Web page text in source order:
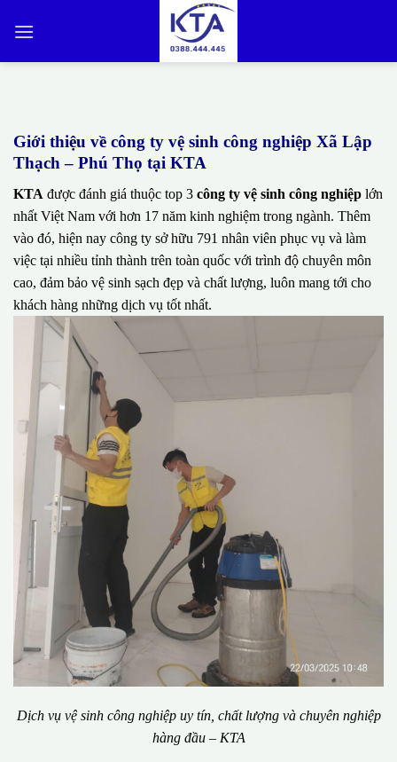
qua
Giới thiệu về công ty vệ sinh công nghiệp Xã Lập
Thạch – Phú Thọ tại KTA
KTA được đánh giá thuộc top 3 công ty vệ sinh công nghiệp lớn
nhất Việt Nam với hơn 17 năm kinh nghiệm trong ngành. Thêm
vào đó, hiện nay công ty sở hữu 791 nhân viên phục vụ và làm
việc tại nhiều tỉnh thành trên toàn quốc với trình độ chuyên môn
cao, đảm bảo vệ sinh sạch đẹp và chất lượng, luôn mang tới cho
khách hàng những dịch vụ tốt nhất.
Dịch vụ vệ sinh công nghiệp uy tín, chất lượng và chuyên nghiệp
hàng đầu – KTA